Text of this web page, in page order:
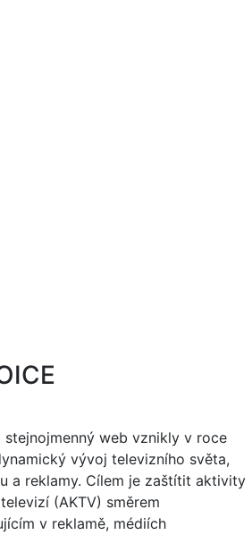
stejnojmenný web vznikly v roce
vývoj televizního světa,
a reklamy. Cílem je zaštítit aktivity
(AKTV) směrem
v reklamě, médiích